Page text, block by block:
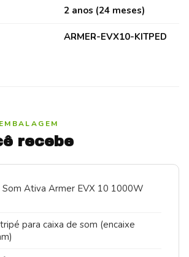
2 anos (24 meses)
ARMER-EVX10-KITPED
recebe
Som Ativa Armer EVX 10 1000W
para caixa de som (encaixe